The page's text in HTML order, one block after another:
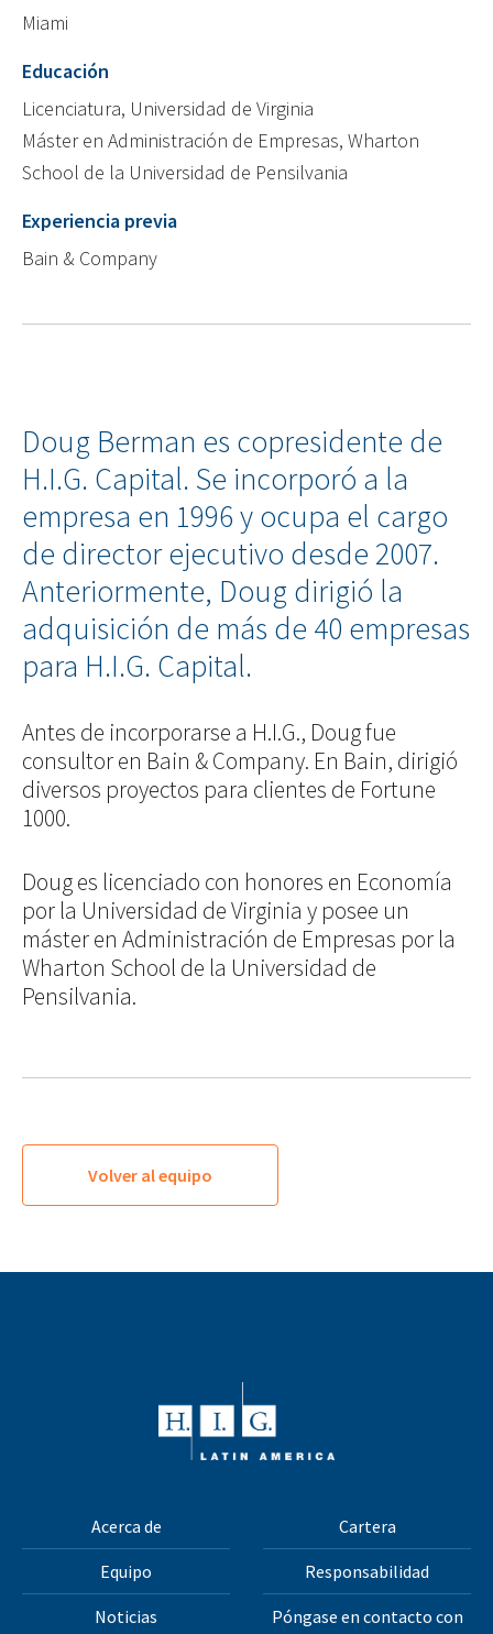
Miami
Educación
Licenciatura, Universidad de Virginia
Máster en Administración de Empresas, Wharton
School de la Universidad de Pensilvania
Experiencia previa
Bain & Company
Doug Berman es copresidente de
H.I.G. Capital. Se incorporó a la
empresa en 1996 y ocupa el cargo
de director ejecutivo desde 2007.
Anteriormente, Doug dirigió la
adquisición de más de 40 empresas
para H.I.G. Capital.
Antes de incorporarse a H.I.G., Doug fue
consultor en Bain & Company. En Bain, dirigió
diversos proyectos para clientes de Fortune
1000.
Doug es licenciado con honores en Economía
por la Universidad de Virginia y posee un
máster en Administración de Empresas por la
Wharton School de la Universidad de
Pensilvania.
Volver al equipo
Acerca de Cartera
Equipo Responsabilidad
Noticias Póngase en contacto con